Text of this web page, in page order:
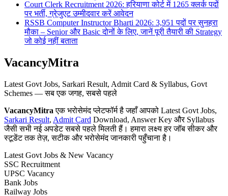
Court Clerk Recruitment 2026: हरियाणा कोर्ट में 1265 क्लर्क पदों
पर भर्ती, ग्रेजुएट उम्मीदवार करें आवेदन
RSSB Computer Instructor Bharti 2026: 3,951 पदों पर सुनहरा
मौका – Senior और Basic दोनों के लिए, जानें पूरी तैयारी की Strategy
जो कोई नहीं बताता
VacancyMitra
Latest Govt Jobs, Sarkari Result, Admit Card & Syllabus, Govt
Schemes — सब एक जगह, सबसे पहले
VacancyMitra एक भरोसेमंद प्लेटफॉर्म है जहाँ आपको Latest Govt Jobs,
Sarkari Result, Admit Card Download, Answer Key और Syllabus
जैसी सभी नई अपडेट सबसे पहले मिलती हैं। हमारा लक्ष्य हर जॉब सीकर और
स्टूडेंट तक तेज़, सटीक और भरोसेमंद जानकारी पहुँचाना है।
Latest Govt Jobs & New Vacancy
SSC Recruitment
UPSC Vacancy
Bank Jobs
Railway Jobs